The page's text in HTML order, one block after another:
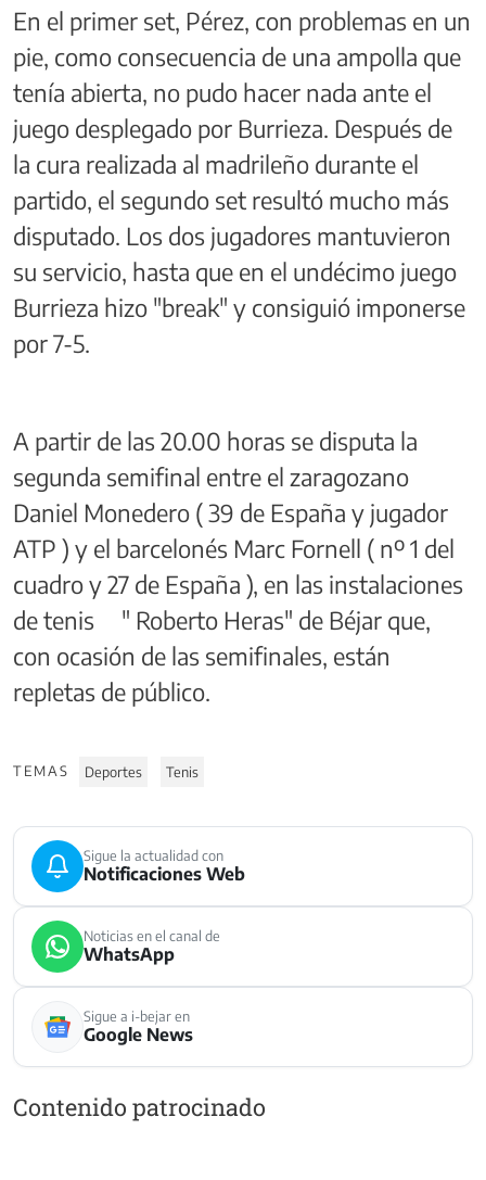
En el primer set, Pérez, con problemas en un
pie, como consecuencia de una ampolla que
tenía abierta, no pudo hacer nada ante el
juego desplegado por Burrieza. Después de
la cura realizada al madrileño durante el
partido, el segundo set resultó mucho más
disputado. Los dos jugadores mantuvieron
su servicio, hasta que en el undécimo juego
Burrieza hizo "break" y consiguió imponerse
por 7-5.
A partir de las 20.00 horas se disputa la
segunda semifinal entre el zaragozano
Daniel Monedero ( 39 de España y jugador
ATP ) y el barcelonés Marc Fornell ( nº 1 del
cuadro y 27 de España ), en las instalaciones
de tenis " Roberto Heras" de Béjar que,
con ocasión de las semifinales, están
repletas de público.
TEMAS Deportes Tenis
Sigue la actualidad con
Notificaciones Web
Noticias en el canal de
WhatsApp
Sigue a i-bejar en
Google News
Contenido patrocinado